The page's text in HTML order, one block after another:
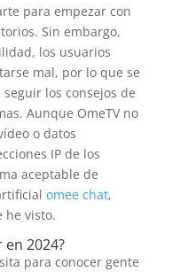
para empezar con
Sin embargo,
los usuarios
mal, por lo que se
los consejos de
Aunque OmeTV no
o datos
IP de los
aceptable de
omee chat,
he visto.
2024?
para conocer gente